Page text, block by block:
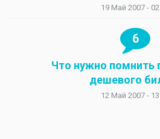
19 Май 2007 -
6
Что нужно помнить
дешевого
12 Май 2007 -